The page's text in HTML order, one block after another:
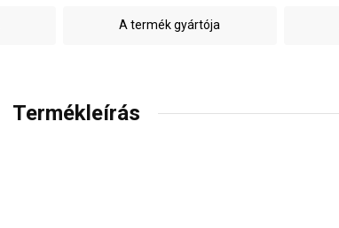
A termék gyártója
Termékleírás